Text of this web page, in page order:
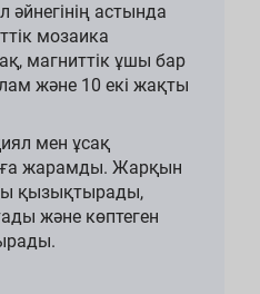
астында
мозаика
магниттік ұшы бар
және 10 екі жақты
мен ұсақ
жарамды. Жарқын
қызықтырады,
және көптеген